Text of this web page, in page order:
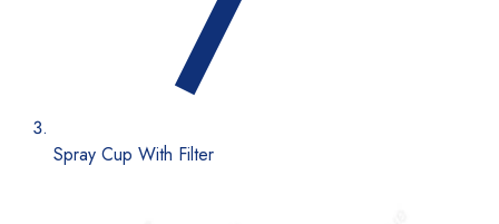
Spray Cup With Filter